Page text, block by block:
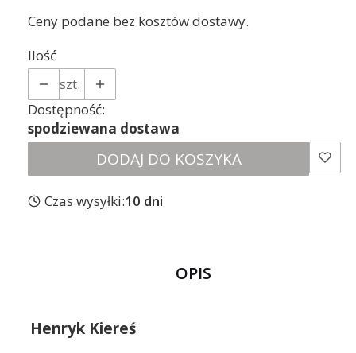
Ceny podane bez kosztów dostawy.
Ilość
szt.
Dostępność:
spodziewana dostawa
DODAJ DO KOSZYKA
Czas wysyłki:10 dni
OPIS
Henryk Kiereś